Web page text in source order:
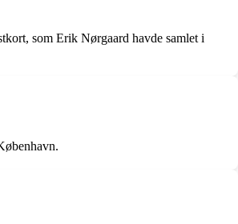
som Erik Nørgaard havde samlet i